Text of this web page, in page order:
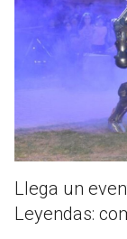
Llega un
Leyendas: